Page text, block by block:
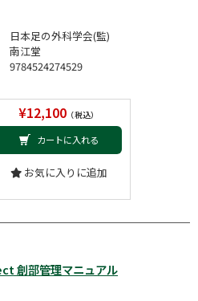
日本足の外科学会(監)
南江堂
9784524274529
¥12,100 （税込）
カートに入れる
お気に入りに追加
創部管理マニュアル